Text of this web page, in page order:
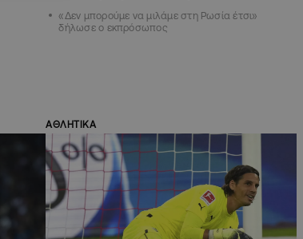
«Δεν μπορούμε να μιλάμε στη Ρωσία έτσι»
δήλωσε ο εκπρόσωπος
ΑΘΛΗΤΙΚΑ